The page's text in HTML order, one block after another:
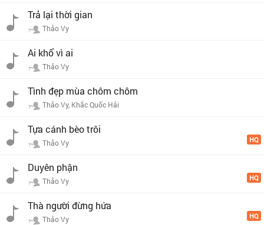
Trả lại thời gian
Thảo Vy
Ai khổ vì ai
Thảo Vy
Tình đẹp mùa chôm chôm
Thảo Vy, Khắc Quốc Hải
Tựa cánh bèo trôi
Thảo Vy HQ
Duyên phận
Thảo Vy HQ
Thà người đừng hứa
Thảo Vy HQ